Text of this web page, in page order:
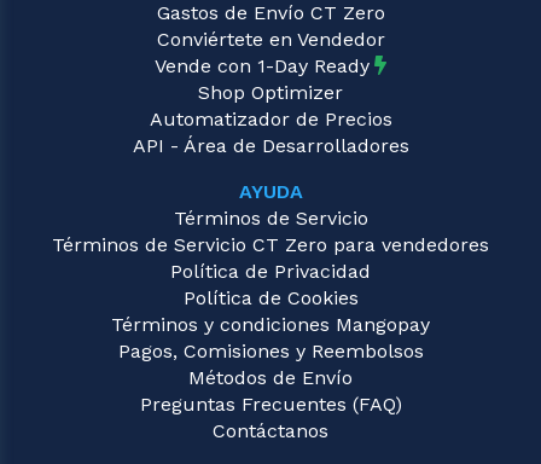
Gastos de Envío CT Zero
Conviértete en Vendedor
Vende con 1-Day Ready
Shop Optimizer
Automatizador de Precios
API - Área de Desarrolladores
AYUDA
Términos de Servicio
Términos de Servicio CT Zero para vendedores
Política de Privacidad
Política de Cookies
Términos y condiciones Mangopay
Pagos, Comisiones y Reembolsos
Métodos de Envío
Preguntas Frecuentes (FAQ)
Contáctanos